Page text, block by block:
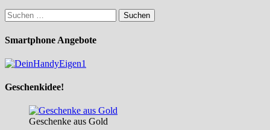
Suchen
nach:
Smartphone Angebote
Geschenkidee!
Geschenke aus Gold